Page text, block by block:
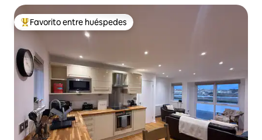
Favorito entre los huéspedes más destacados
Favorito entre huéspedes